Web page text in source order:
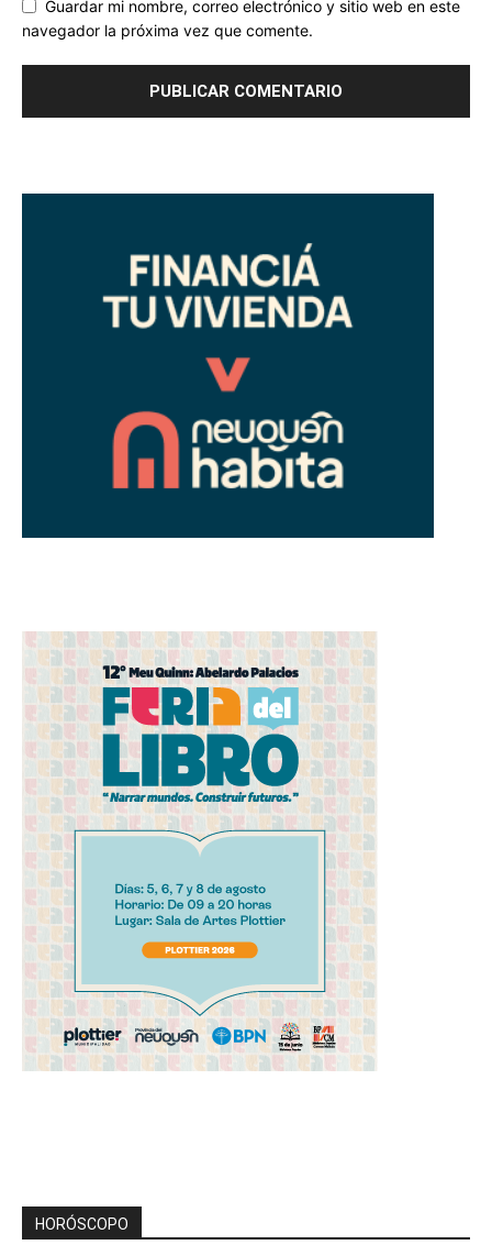
Guardar mi nombre, correo electrónico y sitio web en este
navegador la próxima vez que comente.
HORÓSCOPO